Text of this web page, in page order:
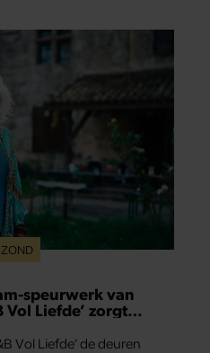
speurwerk van
Vol Liefde’ zorgt
Vol Liefde’ de deuren